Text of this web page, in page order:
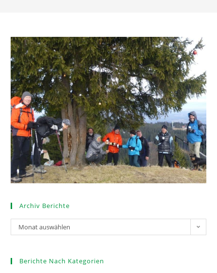
Archiv Berichte
Monat auswählen
Berichte Nach Kategorien